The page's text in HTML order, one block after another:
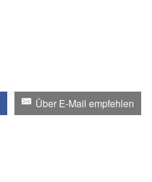
Über E-Mail empfehlen